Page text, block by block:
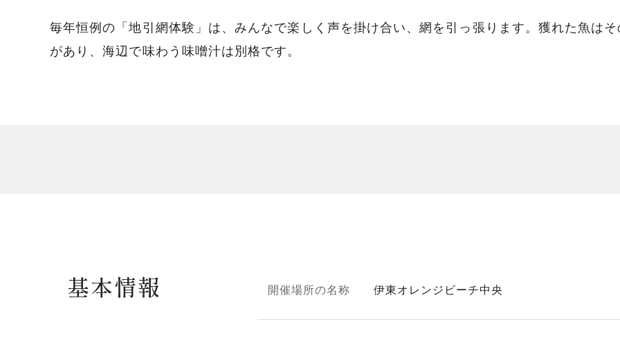
毎年恒例の「地引網体験」は、みんなで楽しく声を掛け合い、網を引っ張ります。獲れた魚は
があり、海辺で味わう味噌汁は別格です。
基本情報 開催場所の名称 伊東オレンジビーチ中央